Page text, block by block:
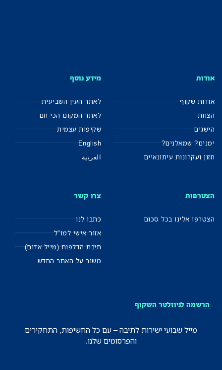
אודות
אודות שקוף
הצוות
הישגים
ימנים? שמאלנים?
חזון ועקרונות עיתונאיים
מידע נוסף
לאתר העין השביעית
לאתר המקום הכי חם
שקיפות עצמית
English
العربية
הצטרפות
הצטרפו אלינו בכל סכום
צרו קשר
כתבו לנו
אזור אישי למו"ל
תיבת הדלפות (מייל אדום)
משוב על האתר החדש
הרשמה לניוזלטר השקוף
מייל שבועי ישירות לתיבה – עם כל החשיפות, התחקירים
והפרסומים שלנו.